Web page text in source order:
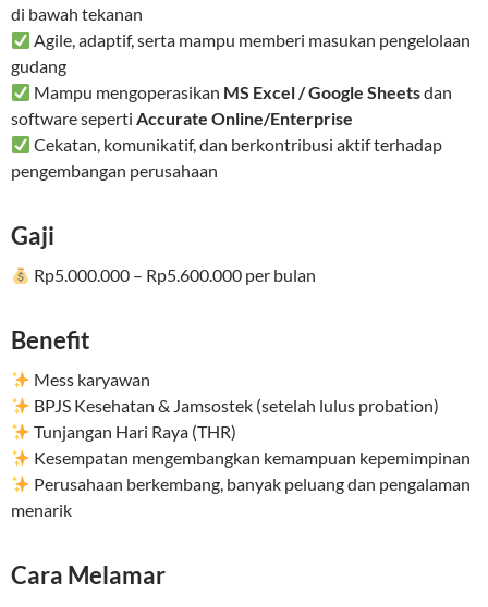
di bawah tekanan
Agile, adaptif, serta mampu memberi masukan pengelolaan
gudang
Mampu mengoperasikan MS Excel / Google Sheetsdan
software seperti Accurate Online/Enterprise
Cekatan, komunikatif, dan berkontribusi aktif terhadap
pengembangan perusahaan
Gaji
Rp5.000.000 – Rp5.600.000 per bulan
Benefit
Mess karyawan
BPJS Kesehatan & Jamsostek (setelah lulus probation)
Tunjangan Hari Raya (THR)
Kesempatan mengembangkan kemampuan kepemimpinan
Perusahaan berkembang, banyak peluang dan pengalaman
menarik
Cara Melamar